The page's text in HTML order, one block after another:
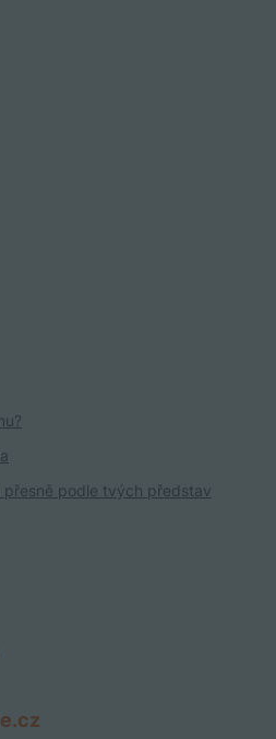
přesně podle tvých představ